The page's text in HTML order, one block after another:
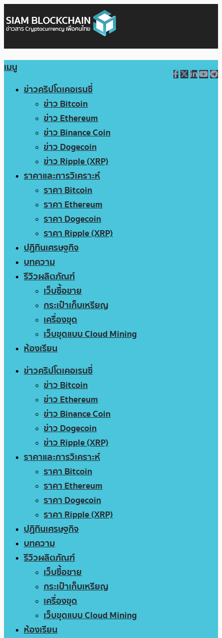
เมนู
ข่าวคริปโตเคอเรนซี่
ข่าว Bitcoin
ข่าว Ethereum
ข่าว Binance Coin
ข่าว Dogecoin
ข่าว Ripple (XRP)
ราคาและการวิเคราะห์
ราคา Bitcoin
ราคา Ethereum
ราคา Dogecoin
ราคา Ripple (XRP)
ปฏิทินเศรษฐกิจ
บทความ
รีวิวผลิตภัณฑ์
เว็บซื้อขาย
กระเป๋าเก็บเหรียญ
เครื่องขุด
เว็บขุดแบบ Cloud Mining
ห้องเรียน
ข่าวคริปโตเคอเรนซี่
ข่าว Bitcoin
ข่าว Ethereum
ข่าว Binance Coin
ข่าว Dogecoin
ข่าว Ripple (XRP)
ราคาและการวิเคราะห์
ราคา Bitcoin
ราคา Ethereum
ราคา Dogecoin
ราคา Ripple (XRP)
ปฏิทินเศรษฐกิจ
บทความ
รีวิวผลิตภัณฑ์
เว็บซื้อขาย
กระเป๋าเก็บเหรียญ
เครื่องขุด
เว็บขุดแบบ Cloud Mining
ห้องเรียน